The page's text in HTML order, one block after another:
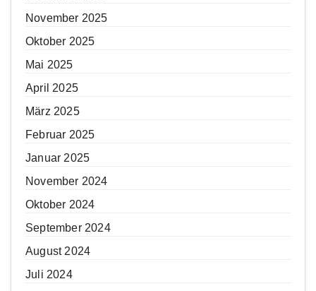
November 2025
Oktober 2025
Mai 2025
April 2025
März 2025
Februar 2025
Januar 2025
November 2024
Oktober 2024
September 2024
August 2024
Juli 2024